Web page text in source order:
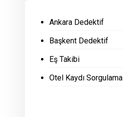
Ankara Dedektif
Başkent Dedektif
Eş Takibi
Otel Kaydı Sorgulama